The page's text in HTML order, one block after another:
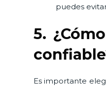
puedes
5.
Es importante